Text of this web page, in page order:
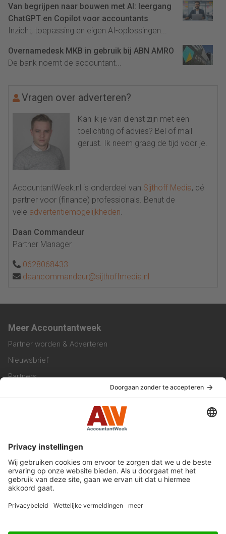
Van begrijpen naar bouwen met AI: leergang
ChatGPT en Copilot voor accountants
Inzicht, toepassing en eigen AI-oplossingen...
Overnamedesk MKB in gebruik bij ABN AMRO
De bank noemt de accountant...
Vragen over adverteren?
Kan ik je van dienst zijn met een
toelichting of advies? Bel of mail
gerust. Ik neem graag de tijd voor je.
AccountantWeek.nl is onderdeel van Sijthoff Media, dé
partner voor (finance) professionals. Benut de
vele advertentiemogelijkheden.
Daan Commandeur
Partner Manager
0628068433
daancommandeur@sijthoffmedia.nl
Meer Accountantweek
Partner worden & Adverteren
Nieuwsbrief
Partners
Werken bij ons
Privacy Statement
Algemene Voorwaarden
Privacyinstellingen